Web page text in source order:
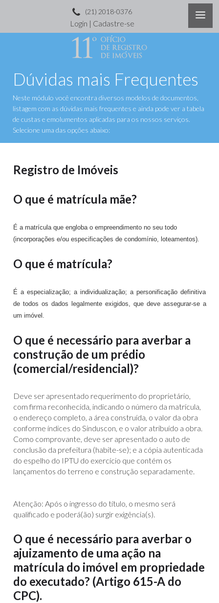
(21) 2018-0376
Login | Cadastre-se
Dúvidas mais Frequentes
Neste módulo você encontra diversos modelos de documentos,
listagem com as dúvidas mais frequentes e ainda pode ver a tabela
de custas e emolumentos aplicadas para os nossos serviços.
Selecione uma das opções abaixo:
Registro de Imóveis
O que é matrícula mãe?
É a matrícula que engloba o empreendimento no seu todo
(incorporações e/ou especificações de condomínio, loteamentos).
O que é matrícula?
É a especialização; a individualização; a personificação definitiva
de todos os dados legalmente exigidos, que deve assegurar-se a
um imóvel.
O que é necessário para averbar a
construção de um prédio
(comercial/residencial)?
Deve ser apresentado requerimento do proprietário,
com firma reconhecida, indicando o número da matrícula,
o endereço completo, a área construída, o valor da obra
conforme índices do Sinduscon, e o valor atribuído a obra.
Como comprovante, deve ser apresentado o auto de
conclusão da prefeitura (habite-se); e a cópia autenticada
do espelho do IPTU do exercício que contém os
lançamentos do terreno e construção separadamente.
Atenção: Após o ingresso do título, o mesmo será
qualificado e poderá(ão) surgir exigência(s).
O que é necessário para averbar o
ajuizamento de uma ação na
matrícula do imóvel em propriedade
do executado? (Artigo 615-A do
CPC).